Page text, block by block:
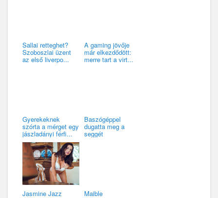
Sallai retteghet?
Szoboszlai üzent
az első liverpo...
A gaming jövője
már elkezdődött:
merre tart a virt...
Gyerekeknek
szórta a mérget egy
jászladányi férfi...
Baszógéppel
dugatta meg a
seggét
Jasmine Jazz Maible